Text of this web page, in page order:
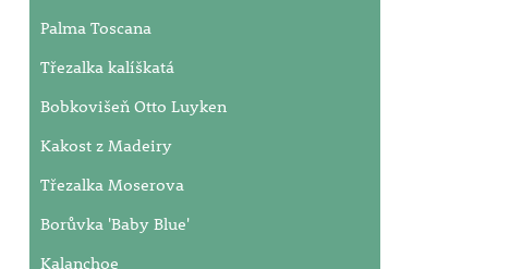
Palma Toscana
Třezalka kalíškatá
Bobkovišeň Otto Luyken
Kakost z Madeiry
Třezalka Moserova
Borůvka 'Baby Blue'
Kalanchoe